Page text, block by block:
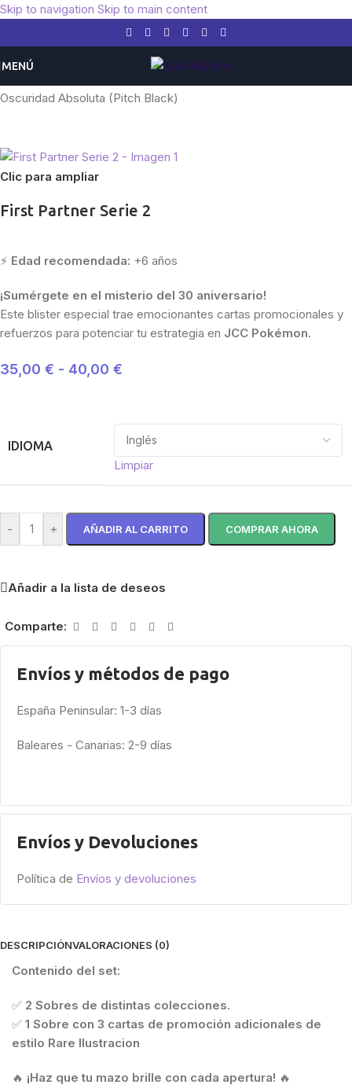
Skip to navigation Skip to main content
MENÚ
Oscuridad Absoluta (Pitch Black)
Clic para ampliar
First Partner Serie 2
⚡ Edad recomendada: +6 años
¡Sumérgete en el misterio del 30 aniversario!
Este blister especial trae emocionantes cartas promocionales y
refuerzos para potenciar tu estrategia en JCC Pokémon.
35,00 € - 40,00 €
IDIOMA
Limpiar
- + AÑADIR AL CARRITO COMPRAR AHORA
Añadir a la lista de deseos
Comparte:
Envíos y métodos de pago
España Peninsular: 1-3 días
Baleares - Canarias: 2-9 días
Envíos y Devoluciones
Política de Envíos y devoluciones
DESCRIPCIÓNVALORACIONES (0)
Contenido del set:
✅ 2 Sobres de distintas colecciones.
✅ 1 Sobre con 3 cartas de promoción adicionales de
estilo Rare Ilustracion
🔥 ¡Haz que tu mazo brille con cada apertura! 🔥